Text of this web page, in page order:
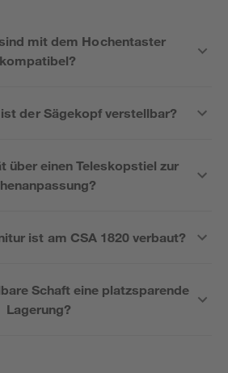
mit dem Hochentaster
kompatibel?
der Sägekopf verstellbar?
über einen Teleskopstiel zur
ist am CSA 1820 verbaut?
Schaft eine platzsparende
Lagerung?